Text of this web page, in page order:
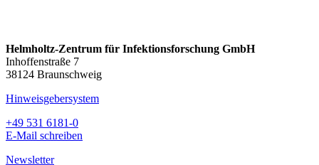
Helmholtz-Zentrum für Infektionsforschung GmbH
Inhoffenstraße 7
38124 Braunschweig
Hinweisgebersystem
+49 531 6181-0
E-Mail schreiben
Newsletter